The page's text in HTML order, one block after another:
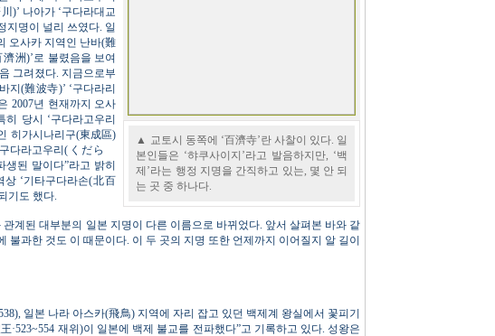
▲ 교토시 동쪽에 ‘百濟寺’란 사찰이 있다. 일
본인들은 ‘햐쿠사이지’라고 발음하지만, ‘백
제’라는 행정 지명을 간직하고 있는, 몇 안 되
는 곳 중 하나다.
)’ 나아가 ‘구다라대교
지명이 널리 쓰였다. 일
오사카 지역인 난바(難
洲)’로 불렸음을 보여
그려졌다. 지금으로부
지(難波寺)’ ‘구다라리
2007년 현재까지 오사
당시 ‘구다라고우리
히가시나리구(東成區)
구다라고우리(くだら
생된 말이다”라고 밝히
상 ‘기타구다라손(北百
기도 했다.
계된 대부분의 일본 지명이 다른 이름으로 바뀌었다. 앞서 살펴본 바와 같
불과한 것도 이 때문이다. 이 두 곳의 지명 또한 언제까지 이어질지 알 길이
일본 나라 아스카(飛鳥) 지역에 자리 잡고 있던 백제계 왕실에서 꽃피기
·523~554 재위)이 일본에 백제 불교를 전파했다”고 기록하고 있다. 성왕은